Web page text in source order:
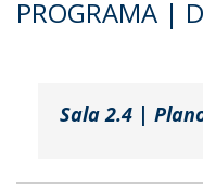
PROGRAMA |
Sala 2.4 |